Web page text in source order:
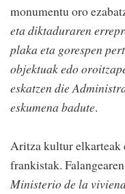
monumentu oro
eta diktaduraren
plaka eta gorespen
objektuak edo
eskatzen die
eskumena badute.
Aritza kultur elkarteak
frankistak.
Ministerio de la